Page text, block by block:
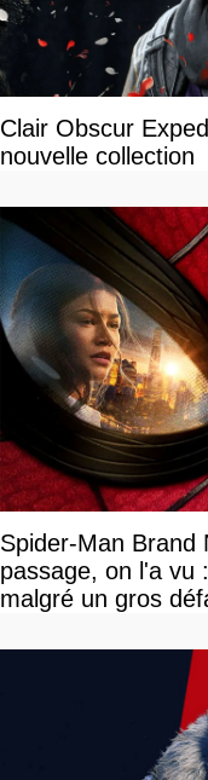
Clair Obscur
nouvelle collection
Spider-Man Brand
passage, on l'a vu
malgré un gros